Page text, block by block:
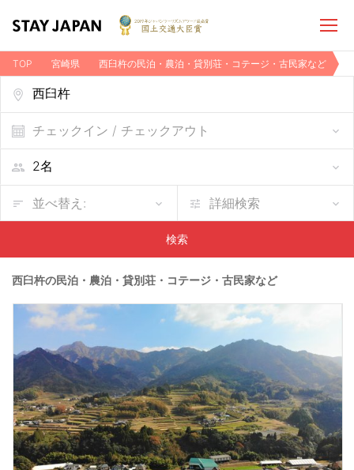
TOP 宮崎県 西臼杵の民泊・農泊・貸別荘・コテージ・古民家など
チェックイン / チェックアウト
並べ替え: 詳細検索
検索
西臼杵の民泊・農泊・貸別荘・コテージ・古民家など